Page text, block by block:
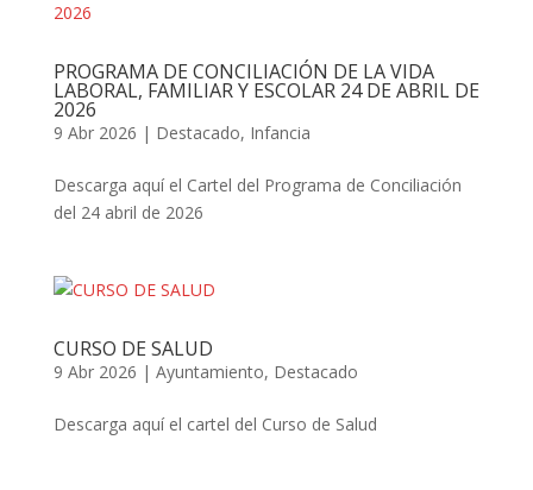
PROGRAMA DE CONCILIACIÓN DE LA VIDA
LABORAL, FAMILIAR Y ESCOLAR 24 DE ABRIL DE
2026
9 Abr 2026 | Destacado, Infancia
Descarga aquí el Cartel del Programa de Conciliación
del 24 abril de 2026
CURSO DE SALUD
9 Abr 2026 | Ayuntamiento, Destacado
Descarga aquí el cartel del Curso de Salud